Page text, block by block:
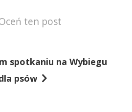
ten post
spotkaniu na Wybiegu
psów